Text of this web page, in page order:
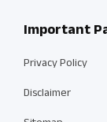
Important
Privacy Policy
Disclaimer